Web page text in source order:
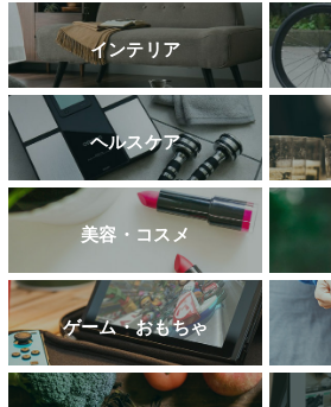
インテリア
ヘルスケア
美容・コスメ
ゲーム・おもちゃ